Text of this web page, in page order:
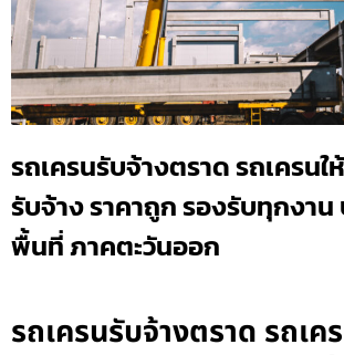
รถเครนรับจ้างตราด รถเครนใ
รับจ้าง ราคาถูก รองรับทุกงาน
พื้นที่ ภาคตะวันออก
รถเครนรับจ้างตราด รถเค